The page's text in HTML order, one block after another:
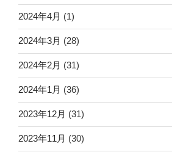
2024年4月 (1)
2024年3月 (28)
2024年2月 (31)
2024年1月 (36)
2023年12月 (31)
2023年11月 (30)